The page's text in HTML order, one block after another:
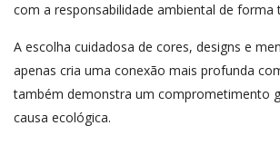
com a responsabilidade ambiental de forma
A escolha cuidadosa de cores, designs e
apenas cria uma conexão mais profunda
também demonstra um comprometimento
causa ecológica.